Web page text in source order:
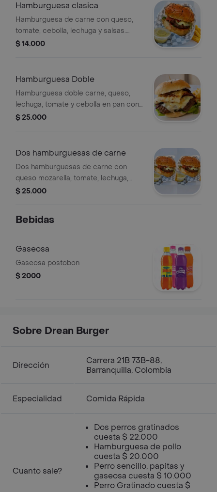
Hamburguesa clasica
Hamburguesa de carne con queso,
tomate, cebolla, lechuga y salsas.
Acompañada de papas chongo.
$ 14.000
Hamburguesa Doble
Hamburguesa doble carne, queso,
lechuga, tomate y cebolla en pan con
ajonjolí acompañado de papitas a la
$ 25.000
Dos hamburguesas de carne
Dos hamburguesas de carne con
queso mozarella, tomate, lechuga,
cebolla y salsa de la casa
$ 25.000
Bebidas
Gaseosa
Gaseosa postobon
$ 2000
Sobre Drean Burger
Dirección
Carrera 21B 73B-88,
Barranquilla, Colombia
Especialidad Comida Rápida
Cuanto sale?
Dos perros gratinados
cuesta $ 22.000
Hamburguesa de pollo
cuesta $ 20.000
Perro sencillo, papitas y
gaseosa cuesta $ 10.000
Perro Gratinado cuesta $